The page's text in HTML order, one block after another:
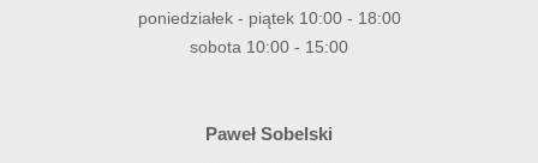
poniedziałek - piątek 10:00 - 18:00
sobota 10:00 - 15:00
Paweł Sobelski